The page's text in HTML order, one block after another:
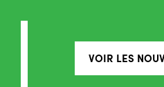
VOIR LES